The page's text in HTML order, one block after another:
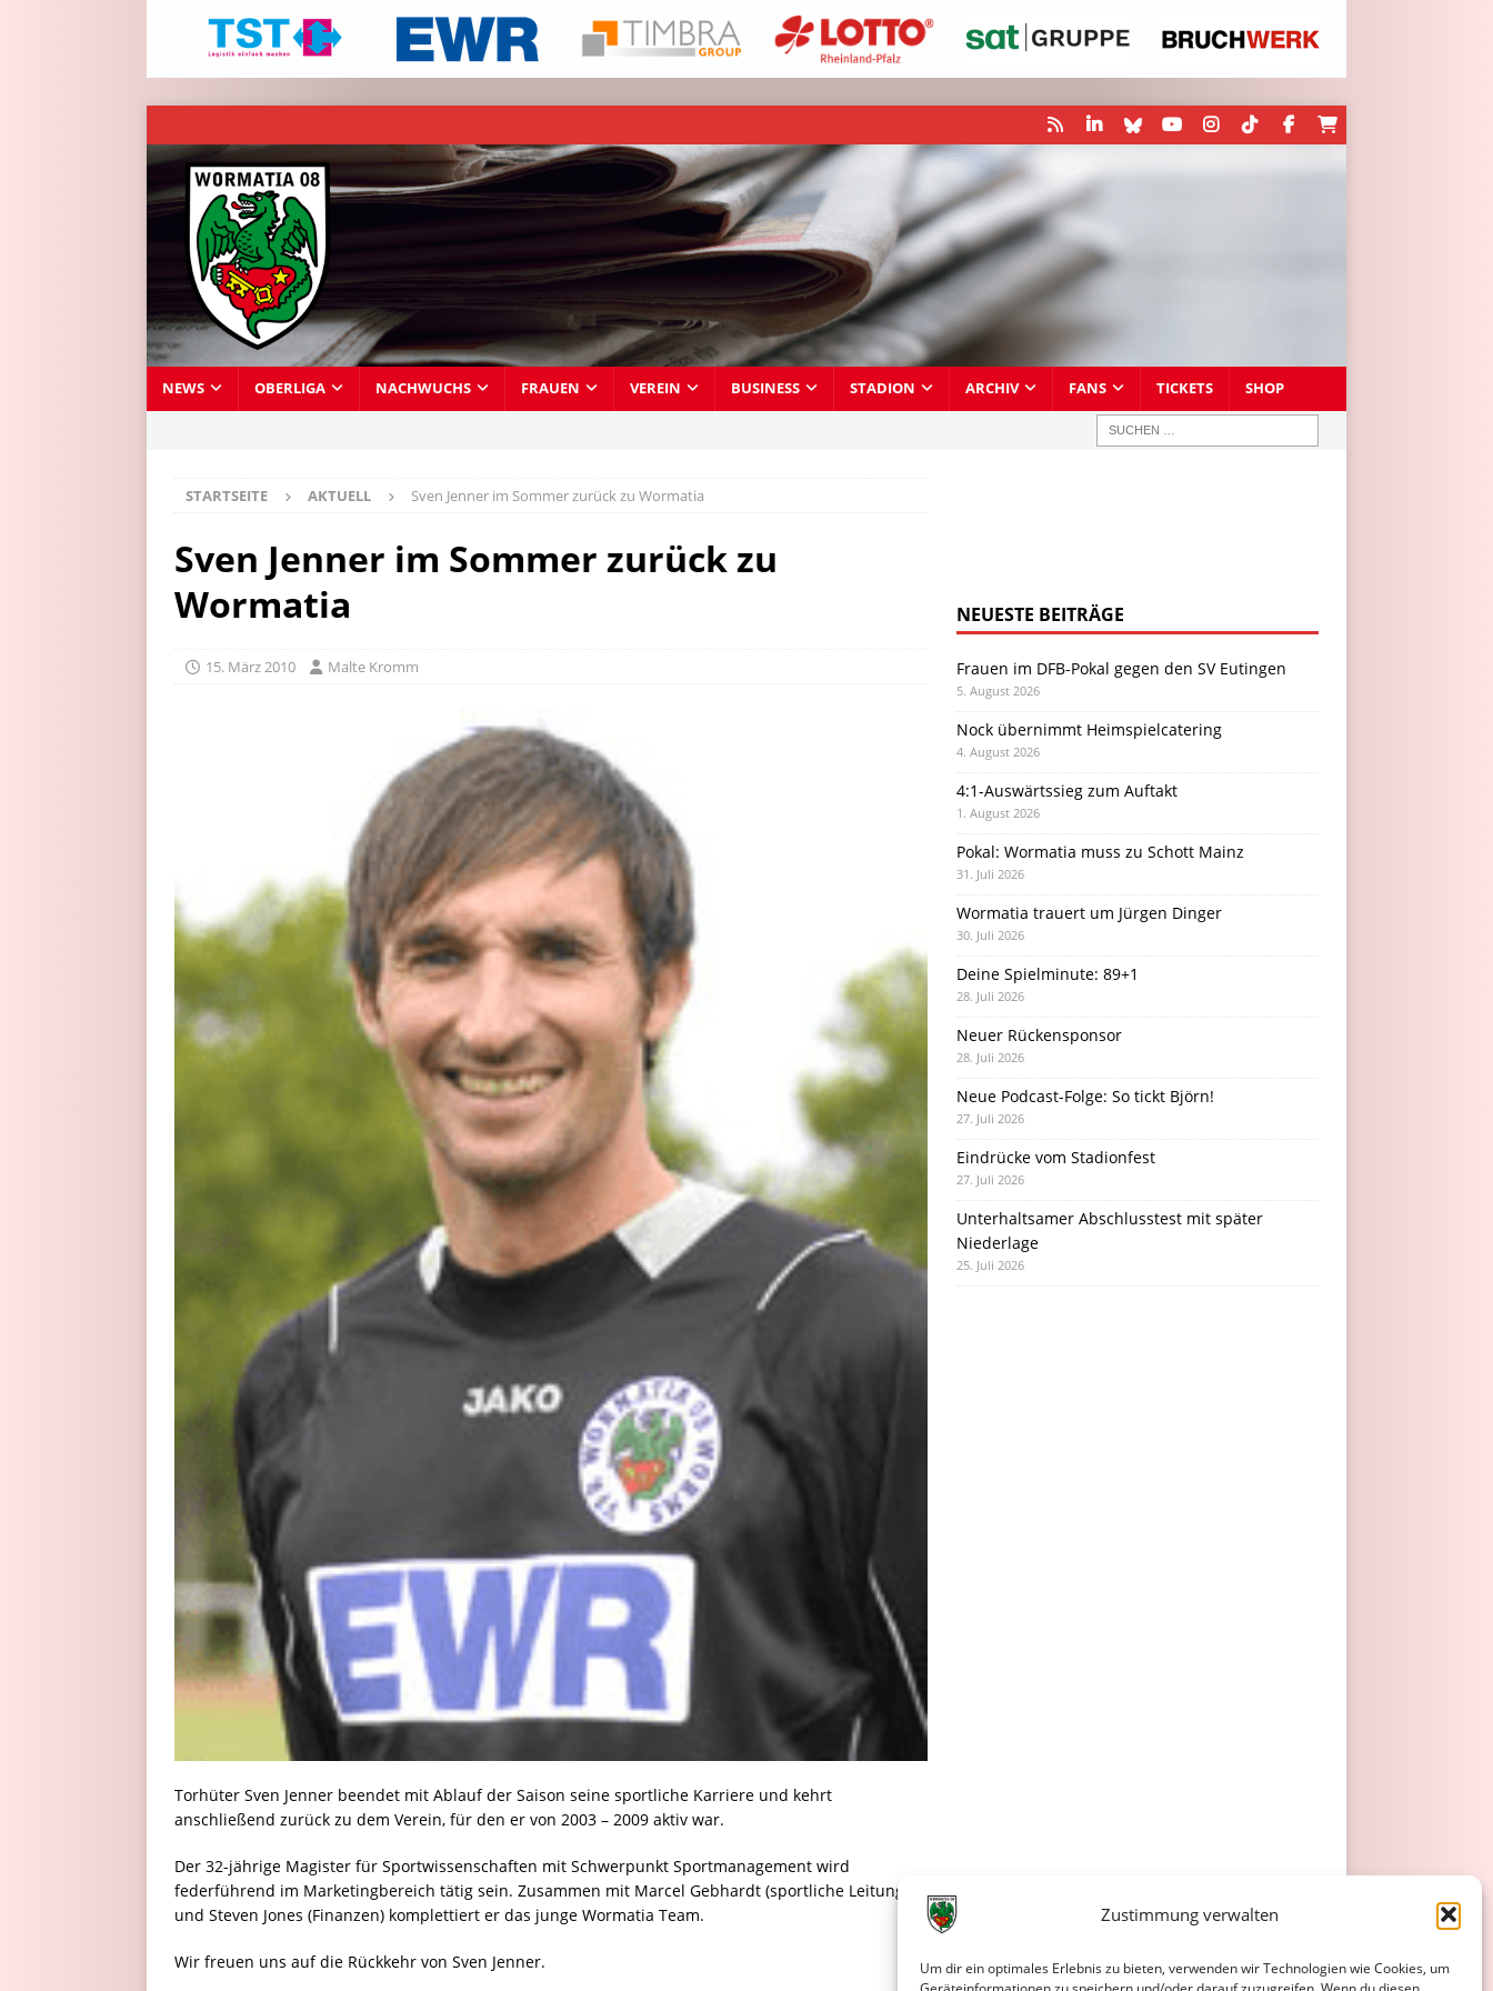
Zustimmung verwalten
Um dir ein optimales Erlebnis zu bieten, verwenden wir Technologien wie Cookies, um
NEWS OBERLIGA NACHWUCHS FRAUEN VEREIN BUSINESS STADION ARCHIV FANS TICKETS SHOP
STARTSEITE AKTUELL Sven Jenner im Sommer zurück zu Wormatia
Sven Jenner im Sommer zurück zu
Wormatia
15. März 2010 Malte Kromm
Torhüter Sven Jenner beendet mit Ablauf der Saison seine sportliche Karriere und kehrt
anschließend zurück zu dem Verein, für den er von 2003 – 2009 aktiv war.
Der 32-jährige Magister für Sportwissenschaften mit Schwerpunkt Sportmanagement wird
federführend im Marketingbereich tätig sein. Zusammen mit Marcel Gebhardt (sportliche Leitung)
und Steven Jones (Finanzen) komplettiert er das junge Wormatia Team.
Wir freuen uns auf die Rückkehr von Sven Jenner.
NEUESTE BEITRÄGE
Frauen im DFB-Pokal gegen den SV Eutingen
5. August 2026
Nock übernimmt Heimspielcatering
4. August 2026
4:1-Auswärtssieg zum Auftakt
1. August 2026
Pokal: Wormatia muss zu Schott Mainz
31. Juli 2026
Wormatia trauert um Jürgen Dinger
30. Juli 2026
Deine Spielminute: 89+1
28. Juli 2026
Neuer Rückensponsor
28. Juli 2026
Neue Podcast-Folge: So tickt Björn!
27. Juli 2026
Eindrücke vom Stadionfest
27. Juli 2026
Unterhaltsamer Abschlusstest mit später
Niederlage
25. Juli 2026